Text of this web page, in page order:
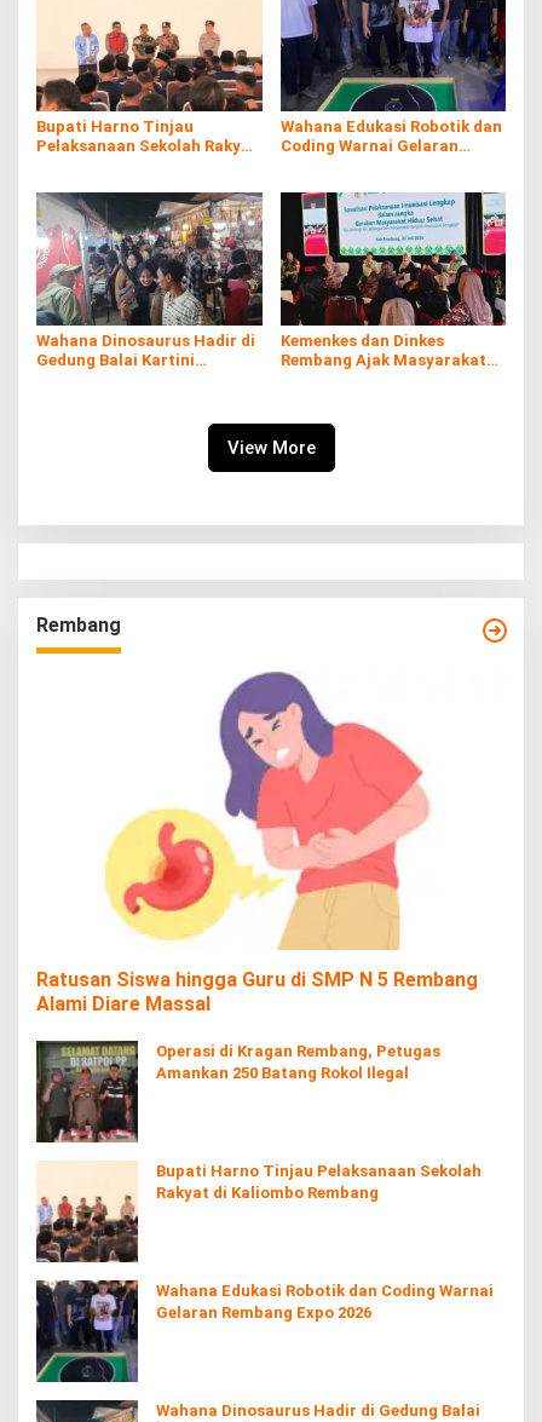
Bupati Harno Tinjau
Pelaksanaan Sekolah Rakyat
Wahana Edukasi Robotik dan
Coding Warnai Gelaran
Wahana Dinosaurus Hadir di
Gedung Balai Kartini
Kemenkes dan Dinkes
Rembang Ajak Masyarakat
View More
Rembang
Ratusan Siswa hingga Guru di SMP N 5 Rembang
Alami Diare Massal
Operasi di Kragan Rembang, Petugas
Amankan 250 Batang Rokol Ilegal
Bupati Harno Tinjau Pelaksanaan Sekolah
Rakyat di Kaliombo Rembang
Wahana Edukasi Robotik dan Coding Warnai
Gelaran Rembang Expo 2026
Wahana Dinosaurus Hadir di Gedung Balai